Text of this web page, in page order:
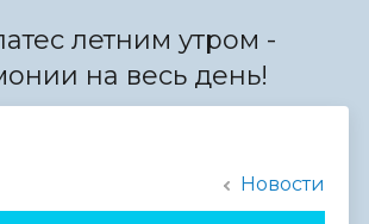
летним утром -
на весь день!
Новости